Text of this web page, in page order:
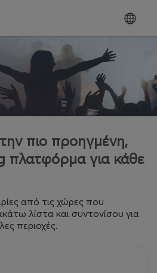
πιο προηγμένη,
πλατφόρμα για κάθε
από τις χώρες που
λίστα και συντονίσου για
περιοχές.